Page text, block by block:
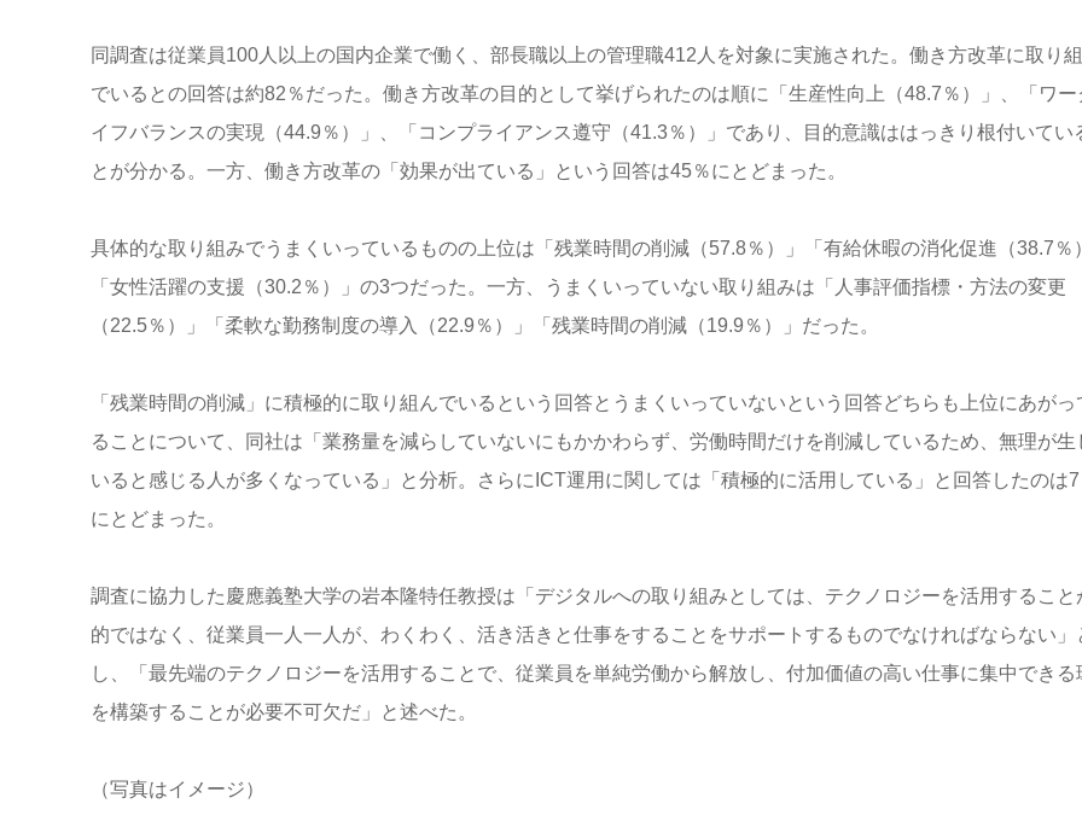
同調査は従業員100人以上の国内企業で働く、部長職以上の管理職412人を対象に実施された。働き方改革に取り
でいるとの回答は約82％だった。働き方改革の目的として挙げられたのは順に「生産性向上（48.7％）」、「ワー
イフバランスの実現（44.9％）」、「コンプライアンス遵守（41.3％）」であり、目的意識ははっきり根付いてい
とが分かる。一方、働き方改革の「効果が出ている」という回答は45％にとどまった。
具体的な取り組みでうまくいっているものの上位は「残業時間の削減（57.8％）」「有給休暇の消化促進（38.7％
「女性活躍の支援（30.2％）」の3つだった。一方、うまくいっていない取り組みは「人事評価指標・方法の変更
（22.5％）」「柔軟な勤務制度の導入（22.9％）」「残業時間の削減（19.9％）」だった。
「残業時間の削減」に積極的に取り組んでいるという回答とうまくいっていないという回答どちらも上位にあがっ
ることについて、同社は「業務量を減らしていないにもかかわらず、労働時間だけを削減しているため、無理が生
いると感じる人が多くなっている」と分析。さらにICT運用に関しては「積極的に活用している」と回答したのは
にとどまった。
調査に協力した慶應義塾大学の岩本隆特任教授は「デジタルへの取り組みとしては、テクノロジーを活用すること
的ではなく、従業員一人一人が、わくわく、活き活きと仕事をすることをサポートするものでなければならない」
し、「最先端のテクノロジーを活用することで、従業員を単純労働から解放し、付加価値の高い仕事に集中できる
を構築することが必要不可欠だ」と述べた。
（写真はイメージ）